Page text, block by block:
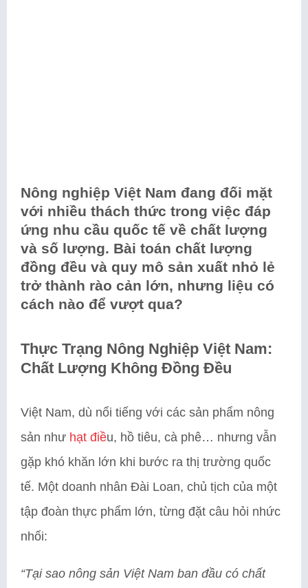
Nông nghiệp Việt Nam đang đối mặt
với nhiều thách thức trong việc đáp
ứng nhu cầu quốc tế về chất lượng
và số lượng. Bài toán chất lượng
đồng đều và quy mô sản xuất nhỏ lẻ
trở thành rào cản lớn, nhưng liệu có
cách nào để vượt qua?
Thực Trạng Nông Nghiệp Việt Nam:
Chất Lượng Không Đồng Đều
Việt Nam, dù nổi tiếng với các sản phẩm nông
sản như hạt điều, hồ tiêu, cà phê… nhưng vẫn
gặp khó khăn lớn khi bước ra thị trường quốc
tế. Một doanh nhân Đài Loan, chủ tịch của một
tập đoàn thực phẩm lớn, từng đặt câu hỏi nhức
nhối:
“Tại sao nông sản Việt Nam ban đầu có chất